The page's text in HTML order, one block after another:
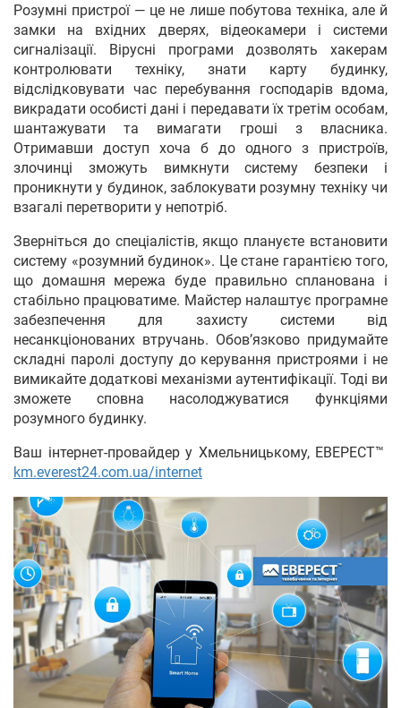
Розумні пристрої — це не лише побутова техніка, але й
замки на вхідних дверях, відеокамери і системи
сигналізації. Вірусні програми дозволять хакерам
контролювати техніку, знати карту будинку,
відслідковувати час перебування господарів вдома,
викрадати особисті дані і передавати їх третім особам,
шантажувати та вимагати гроші з власника.
Отримавши доступ хоча б до одного з пристроїв,
злочинці зможуть вимкнути систему безпеки і
проникнути у будинок, заблокувати розумну техніку чи
взагалі перетворити у непотріб.
Зверніться до спеціалістів, якщо плануєте встановити
систему «розумний будинок». Це стане гарантією того,
що домашня мережа буде правильно спланована і
стабільно працюватиме. Майстер налаштує програмне
забезпечення для захисту системи від
несанкціонованих втручань. Обов’язково придумайте
складні паролі доступу до керування пристроями і не
вимикайте додаткові механізми аутентифікації. Тоді ви
зможете сповна насолоджуватися функціями
розумного будинку.
Ваш інтернет-провайдер у Хмельницькому, ЕВЕРЕСТ™
km.everest24.com.ua/internet